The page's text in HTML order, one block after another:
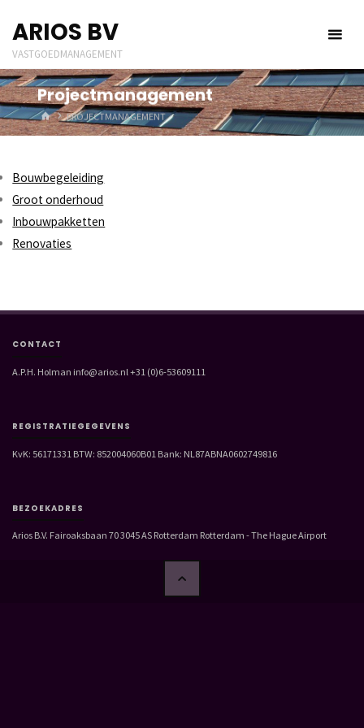
naar
inhoud
ARIOS BV
VASTGOEDMANAGEMENT
Projectmanagement
HOMEPROJECTMANAGEMENT
Bouwbegeleiding
Groot onderhoud
Inbouwpakketten
Renovaties
CONTACT
A.P.H. Holman info@arios.nl +31 (0)6-53609111
REGISTRATIEGEGEVENS
KvK: 56171331 BTW: 852004060B01 Bank: NL87ABNA0602749816
BEZOEKADRES
Arios B.V. Fairoaksbaan 70 3045 AS Rotterdam Rotterdam - The Hague Airport